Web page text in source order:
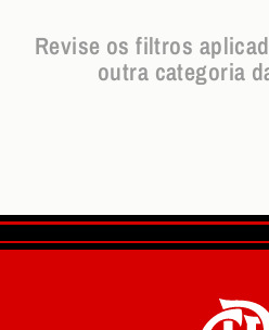
Revise os filtros
outra categoria